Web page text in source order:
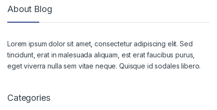
About Blog
Lorem ipsum dolor sit amet, consectetur adipiscing elit. Sed
tincidunt, erat in malesuada aliquam, est erat faucibus purus,
eget viverra nulla sem vitae neque. Quisque id sodales libero.
Categories